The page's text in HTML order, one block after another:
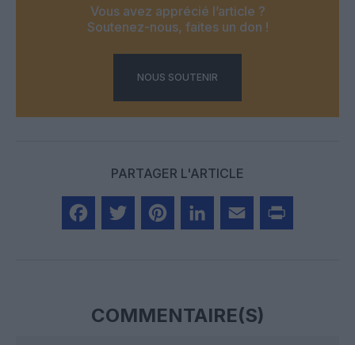
Vous avez apprécié l’article ?
Soutenez-nous, faites un don !
NOUS SOUTENIR
PARTAGER L'ARTICLE
COMMENTAIRE(S)